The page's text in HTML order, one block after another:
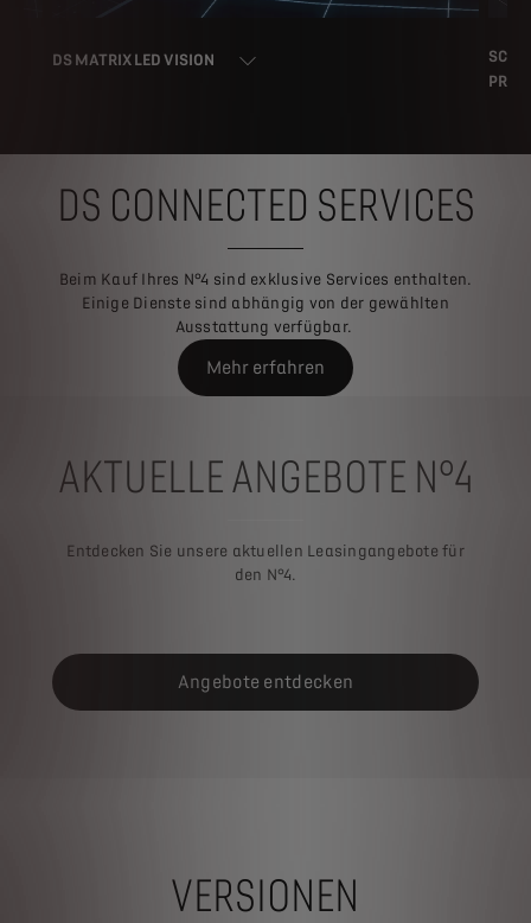
DS MATRIX LED VISION
DS CONNECTED SERVICES
Beim Kauf Ihres N°4 sind exklusive Services enthalten.
Einige Dienste sind abhängig von der gewählten
Ausstattung verfügbar.
Mehr erfahren
AKTUELLE ANGEBOTE N°4
Entdecken Sie unsere aktuellen Leasingangebote für
den N°4.
Angebote entdecken
VERSIONEN